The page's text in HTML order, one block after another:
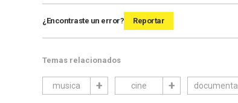
¿Encontraste un error? Reportar
Temas relacionados
musica cine documental